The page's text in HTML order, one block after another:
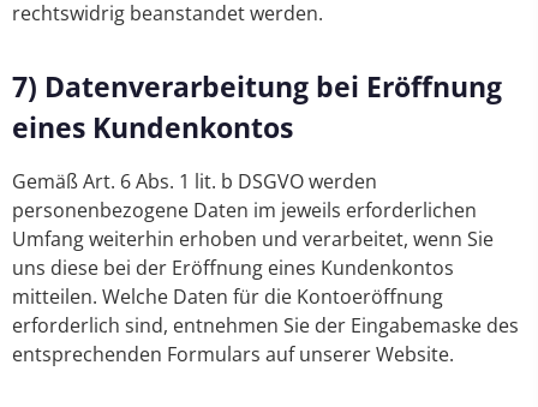
rechtswidrig beanstandet werden.
7) Datenverarbeitung bei Eröffnung
eines Kundenkontos
Gemäß Art. 6 Abs. 1 lit. b DSGVO werden
personenbezogene Daten im jeweils erforderlichen
Umfang weiterhin erhoben und verarbeitet, wenn Sie
uns diese bei der Eröffnung eines Kundenkontos
mitteilen. Welche Daten für die Kontoeröffnung
erforderlich sind, entnehmen Sie der Eingabemaske des
entsprechenden Formulars auf unserer Website.